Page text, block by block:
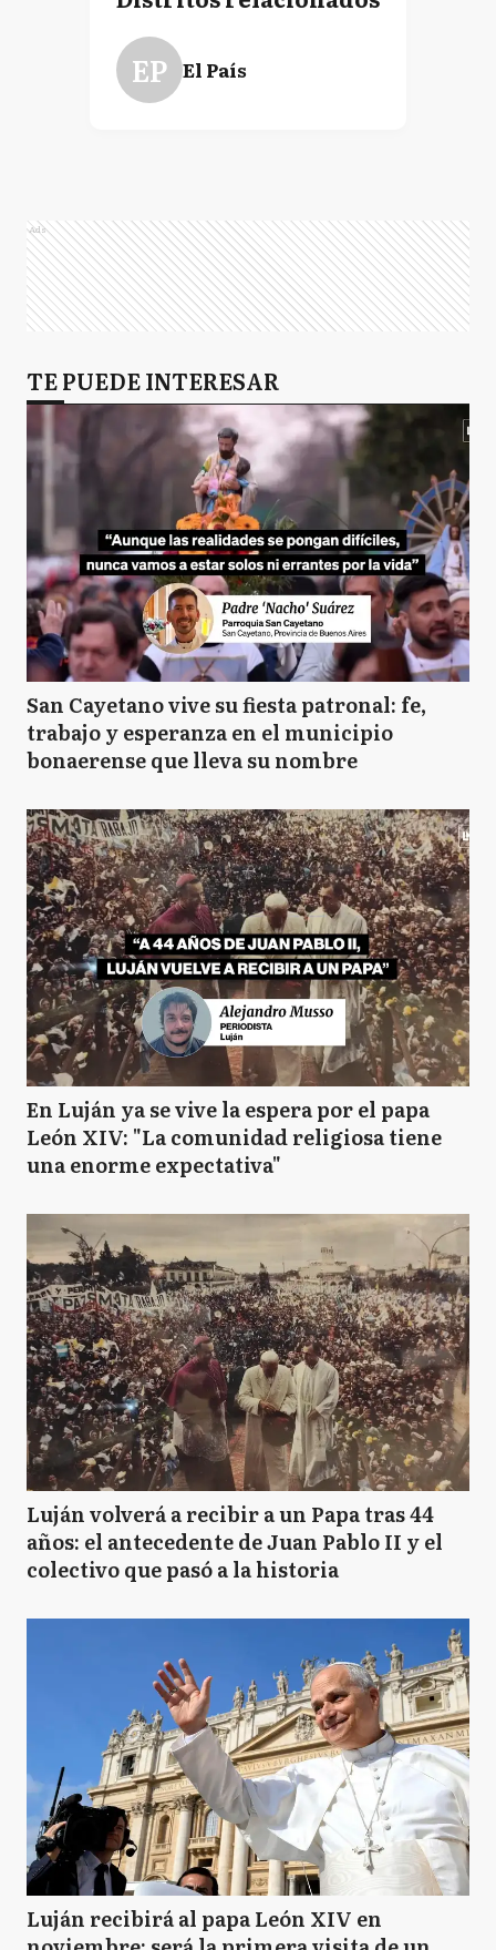
EP El País
Ads
TE PUEDE INTERESAR
San Cayetano vive su fiesta patronal: fe,
trabajo y esperanza en el municipio
bonaerense que lleva su nombre
En Luján ya se vive la espera por el papa
León XIV: "La comunidad religiosa tiene
una enorme expectativa"
Luján volverá a recibir a un Papa tras 44
años: el antecedente de Juan Pablo II y el
colectivo que pasó a la historia
Luján recibirá al papa León XIV en